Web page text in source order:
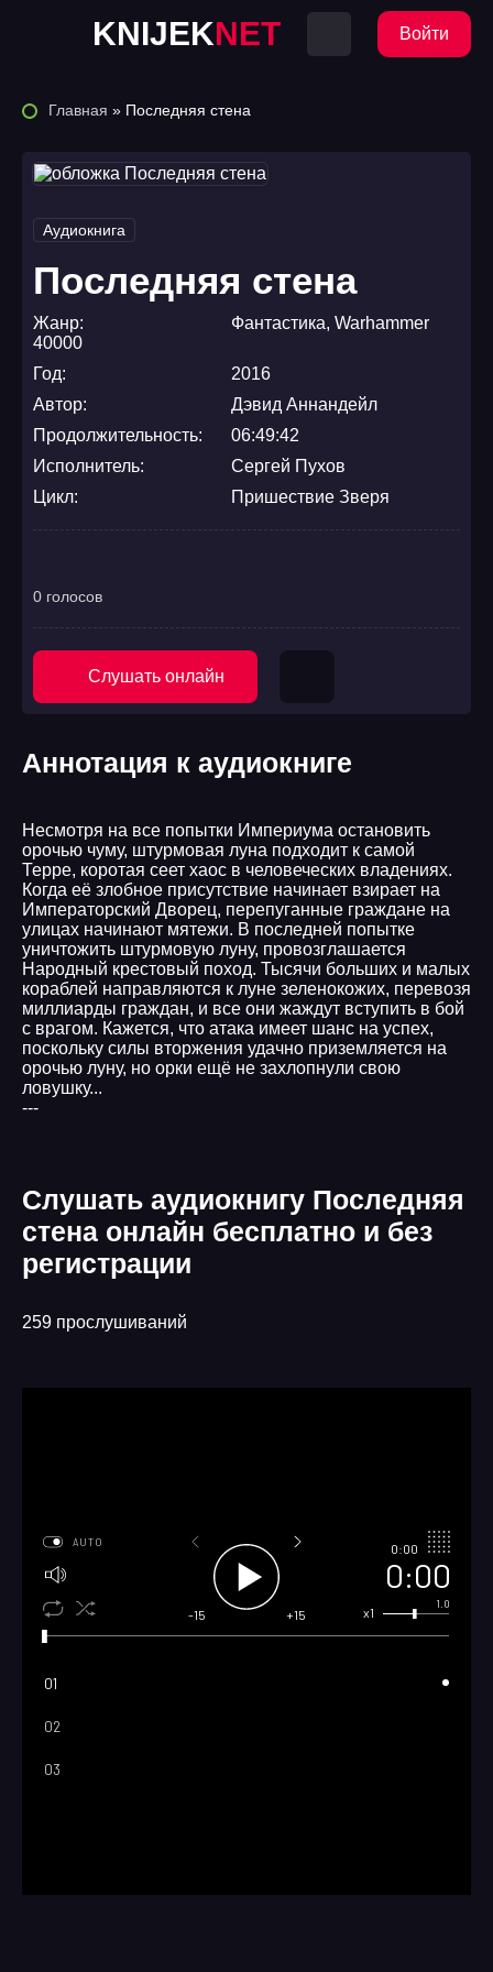
KNIJEKNET Войти
Главная » Последняя стена
Аудиокнига
Последняя стена
Жанр: Фантастика, Warhammer
40000
Год:
2016
Автор:
Дэвид Аннандейл
Продолжительность:
06:49:42
Исполнитель:
Сергей Пухов
Цикл:
Пришествие Зверя
0 голосов
Слушать онлайн
Аннотация к аудиокниге
Несмотря на все попытки Империума остановить
орочью чуму, штурмовая луна подходит к самой
Терре, коротая сеет хаос в человеческих владениях.
Когда её злобное присутствие начинает взирает на
Императорский Дворец, перепуганные граждане на
улицах начинают мятежи. В последней попытке
уничтожить штурмовую луну, провозглашается
Народный крестовый поход. Тысячи больших и малых
кораблей направляются к луне зеленокожих, перевозя
миллиарды граждан, и все они жаждут вступить в бой
с врагом. Кажется, что атака имеет шанс на успех,
поскольку силы вторжения удачно приземляется на
орочью луну, но орки ещё не захлопнули свою
ловушку...
---
Слушать аудиокнигу Последняя
стена онлайн бесплатно и без
регистрации
259 прослушиваний
0:00
0:00
1.0
x1
-15 +15
AUTO
01
02
03